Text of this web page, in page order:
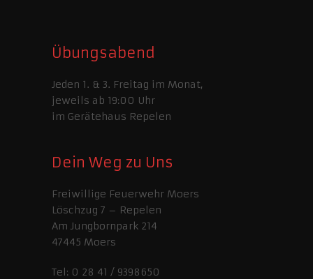
Übungsabend
Jeden 1. & 3. Freitag im Monat,
jeweils ab 19:00 Uhr
im Gerätehaus Repelen
Dein Weg zu Uns
Freiwillige Feuerwehr Moers
Löschzug 7 – Repelen
Am Jungbornpark 214
47445 Moers
Tel: 0 28 41 / 9398650